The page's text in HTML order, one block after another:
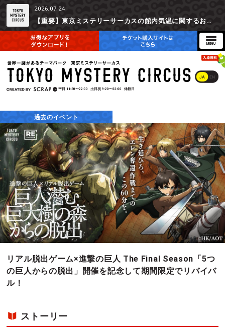
2026.07.24
【重要】東京ミステリーサーカスの館内気温に関するお詫びとご参加辞退時の返金対応について
JA EN
平日 11:30〜22:00 土日祝 9:20〜22:00 休館日
過去のイベント
リアル脱出ゲーム×進撃の巨人 The Final Season「5つ
の巨人からの脱出」開催を記念して期間限定でリバイバ
ル！
ストーリー